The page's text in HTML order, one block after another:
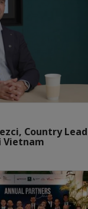
Country
Vietnam